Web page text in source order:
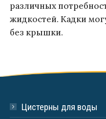
различных
жидкостей. Кадки
без крышки.
Цистерны для воды